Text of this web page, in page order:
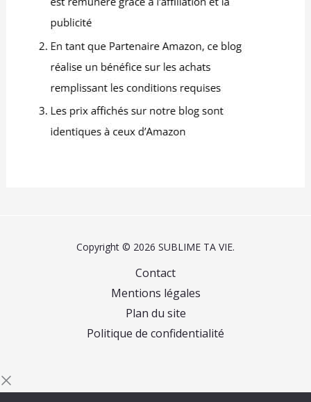
Copyright © 2026 SUBLIME TA VIE.
Contact
Mentions légales
Plan du site
Politique de confidentialité